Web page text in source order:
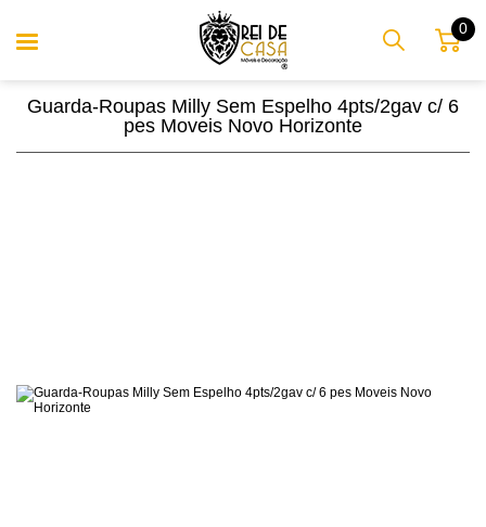
0
Guarda-Roupas Milly Sem Espelho 4pts/2gav c/ 6
pes Moveis Novo Horizonte